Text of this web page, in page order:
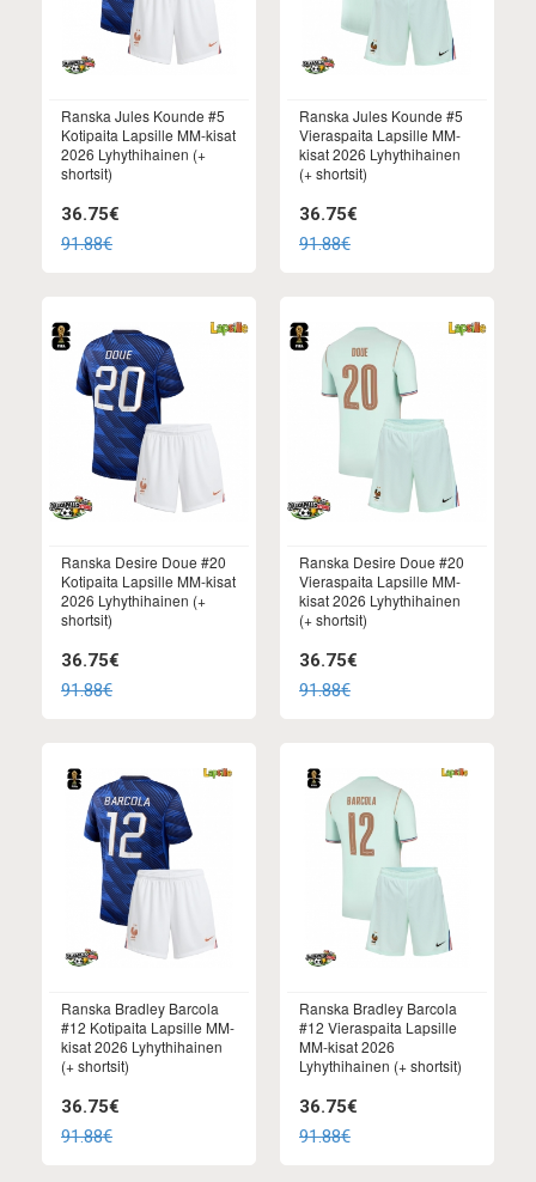
Ranska Jules Kounde #5
Kotipaita Lapsille MM-kisat
2026 Lyhythihainen (+
shortsit)
36.75€
91.88€
Ranska Jules Kounde #5
Vieraspaita Lapsille MM-
kisat 2026 Lyhythihainen
(+ shortsit)
36.75€
91.88€
Ranska Desire Doue #20
Kotipaita Lapsille MM-kisat
2026 Lyhythihainen (+
shortsit)
36.75€
91.88€
Ranska Desire Doue #20
Vieraspaita Lapsille MM-
kisat 2026 Lyhythihainen
(+ shortsit)
36.75€
91.88€
Ranska Bradley Barcola
#12 Kotipaita Lapsille MM-
kisat 2026 Lyhythihainen
(+ shortsit)
36.75€
91.88€
Ranska Bradley Barcola
#12 Vieraspaita Lapsille
MM-kisat 2026
Lyhythihainen (+ shortsit)
36.75€
91.88€